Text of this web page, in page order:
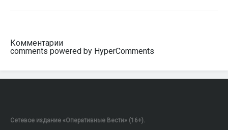
Комментарии
comments powered by HyperComments
Сетевое издание «Оперативные Вести» (16+).